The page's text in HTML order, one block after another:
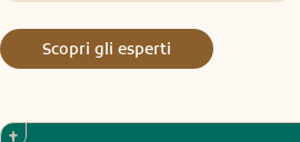
Scopri gli esperti